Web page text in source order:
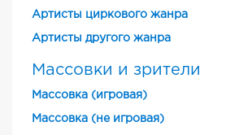
Артисты циркового жанра
Артисты другого жанра
Массовки и зрители
Массовка (игровая)
Массовка (не игровая)